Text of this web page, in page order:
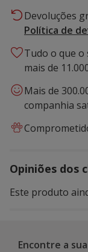
Devoluções
Política de
Tudo o que o
mais de
Mais de
companhia
Opiniões dos
Este produto
Encontre a